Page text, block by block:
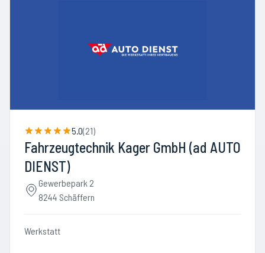
5.0(21)
Fahrzeugtechnik Kager GmbH (ad AUTO
DIENST)
Gewerbepark 2
8244 Schäffern
Werkstatt